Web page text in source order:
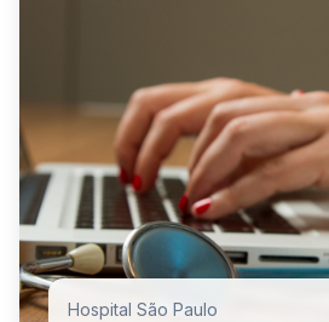
Hospital São Paulo